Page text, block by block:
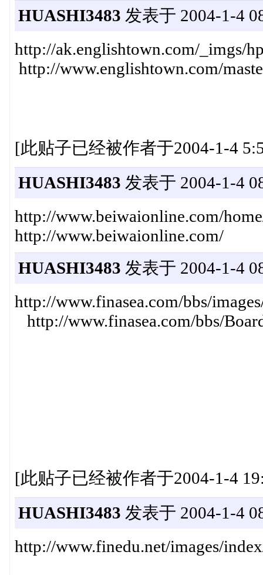
HUASHI3483 发表于 2004-1-4
http://ak.englishtown.com/_imgs/
http://www.englishtown.com/
[此贴子已经被作者于2004-1-4
HUASHI3483 发表于 2004-1-4
http://www.beiwaionline.com/
http://www.beiwaionline.com/
HUASHI3483 发表于 2004-1-4
http://www.finasea.com/bbs/
http://www.finasea.com/bbs/
[此贴子已经被作者于2004-1-4
HUASHI3483 发表于 2004-1-4
http://www.finedu.net/images/